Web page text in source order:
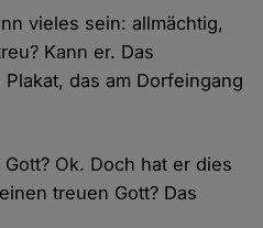
vieles sein: allmächtig,
Kann er. Das
das am Dorfeingang
Ok. Doch hat er dies
treuen Gott? Das